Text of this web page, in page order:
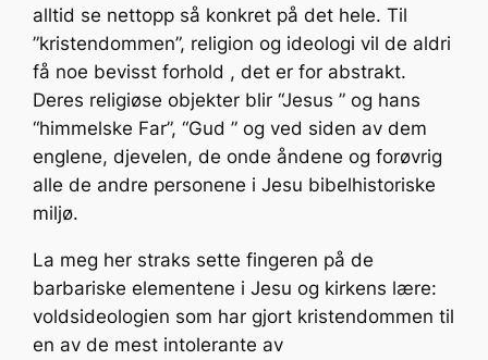
alltid se nettopp så konkret på det hele. Til
”kristendommen”, religion og ideologi vil de aldri
få noe bevisst forhold , det er for abstrakt.
Deres religiøse objekter blir “Jesus ” og hans
“himmelske Far”, “Gud ” og ved siden av dem
englene, djevelen, de onde åndene og forøvrig
alle de andre personene i Jesu bibelhistoriske
miljø.
La meg her straks sette fingeren på de
barbariske elementene i Jesu og kirkens lære:
voldsideologien som har gjort kristendommen til
en av de mest intolerante av